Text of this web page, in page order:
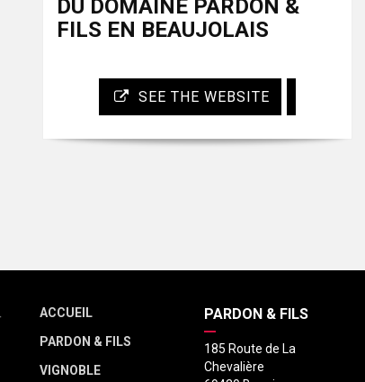
DU DOMAINE PARDON &
FILS EN BEAUJOLAIS
SEE THE WEBSITE
ACCUEIL
PARDON & FILS
VIGNOBLE
PARDON & FILS
185 Route de La
Chevalière